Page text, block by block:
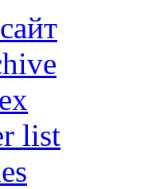
list